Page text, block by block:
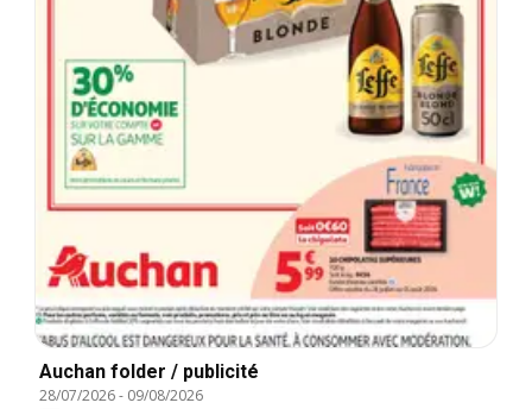
Auchan folder / publicité
28/07/2026- 09/08/2026